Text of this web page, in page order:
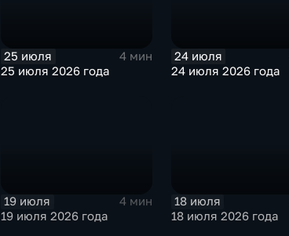
25 июля
4 мин
25 июля 2026 года
24 июля
24 июля 2026 года
19 июля
4 мин
19 июля 2026 года
18 июля
18 июля 2026 года